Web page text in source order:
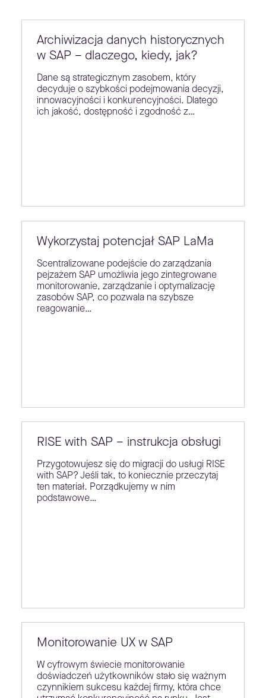
Archiwizacja danych historycznych
w SAP – dlaczego, kiedy, jak?
Dane są strategicznym zasobem, który
decyduje o szybkości podejmowania decyzji,
innowacyjności i konkurencyjności. Dlatego
ich jakość, dostępność i zgodność z…
Wykorzystaj potencjał SAP LaMa
Scentralizowane podejście do zarządzania
pejzażem SAP umożliwia jego zintegrowane
monitorowanie, zarządzanie i optymalizację
zasobów SAP, co pozwala na szybsze
reagowanie…
RISE with SAP – instrukcja obsługi
Przygotowujesz się do migracji do usługi RISE
with SAP? Jeśli tak, to koniecznie przeczytaj
ten materiał. Porządkujemy w nim
podstawowe…
Monitorowanie UX w SAP
W cyfrowym świecie monitorowanie
doświadczeń użytkowników stało się ważnym
czynnikiem sukcesu każdej firmy, która chce